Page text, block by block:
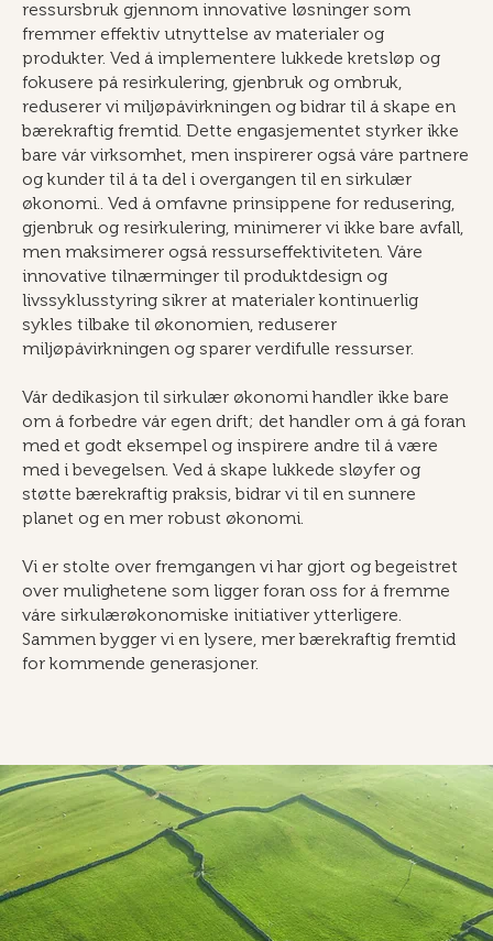
ressursbruk gjennom innovative løsninger som
fremmer effektiv utnyttelse av materialer og
produkter. Ved å implementere lukkede kretsløp og
fokusere på resirkulering, gjenbruk og ombruk,
reduserer vi miljøpåvirkningen og bidrar til å skape en
bærekraftig fremtid. Dette engasjementet styrker ikke
bare vår virksomhet, men inspirerer også våre partnere
og kunder til å ta del i overgangen til en sirkulær
økonomi.. Ved å omfavne prinsippene for redusering,
gjenbruk og resirkulering, minimerer vi ikke bare avfall,
men maksimerer også ressurseffektiviteten. Våre
innovative tilnærminger til produktdesign og
livssyklusstyring sikrer at materialer kontinuerlig
sykles tilbake til økonomien, reduserer
miljøpåvirkningen og sparer verdifulle ressurser.
Vår dedikasjon til sirkulær økonomi handler ikke bare
om å forbedre vår egen drift; det handler om å gå foran
med et godt eksempel og inspirere andre til å være
med i bevegelsen. Ved å skape lukkede sløyfer og
støtte bærekraftig praksis, bidrar vi til en sunnere
planet og en mer robust økonomi.
Vi er stolte over fremgangen vi har gjort og begeistret
over mulighetene som ligger foran oss for å fremme
våre sirkulærøkonomiske initiativer ytterligere.
Sammen bygger vi en lysere, mer bærekraftig fremtid
for kommende generasjoner.